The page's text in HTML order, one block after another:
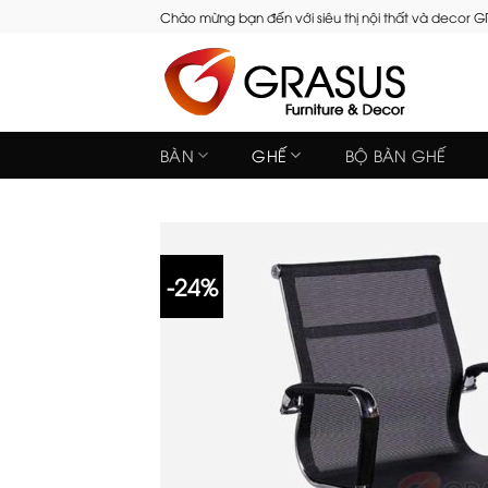
Chào mừng bạn đến với siêu thị nội thất và decor
BÀN GHẾ BỘ BÀN GHẾ
-24%